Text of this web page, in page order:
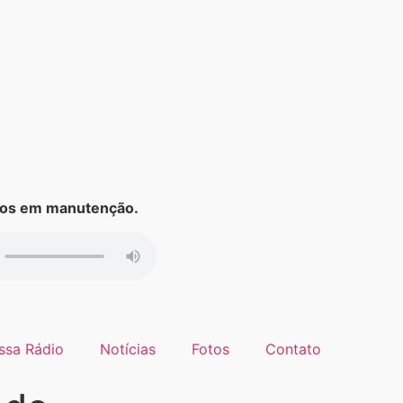
em manutenção.
Rádio Notícias Fotos Contato